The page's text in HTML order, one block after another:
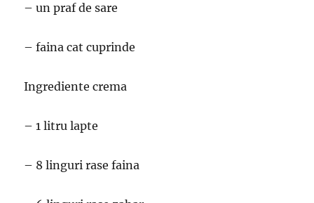
– un praf de sare
– faina cat cuprinde
Ingrediente crema
– 1 litru lapte
– 8 linguri rase faina